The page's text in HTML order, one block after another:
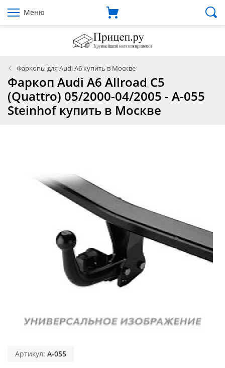
Меню
Фаркопы для Audi A6 купить в Москве
Фаркоп Audi A6 Allroad C5
(Quattro) 05/2000-04/2005 - A-055
Steinhof купить в Москве
Артикул: A-055